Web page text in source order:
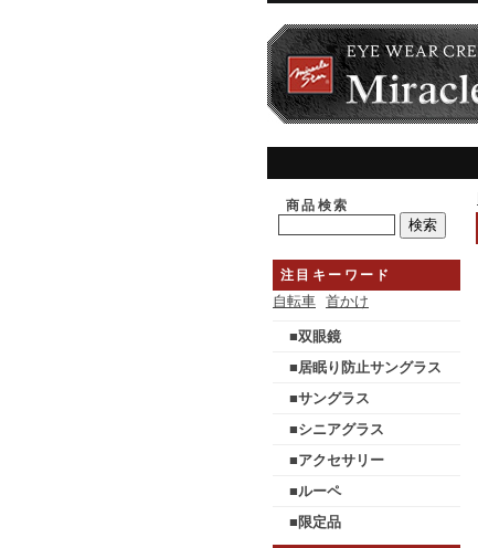
商品検索
注目キーワード
自転車 首かけ
■双眼鏡
■居眠り防止サングラス
■サングラス
■シニアグラス
■アクセサリー
■ルーペ
■限定品